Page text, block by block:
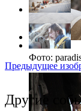
Фото:
Предыдущее
Другие